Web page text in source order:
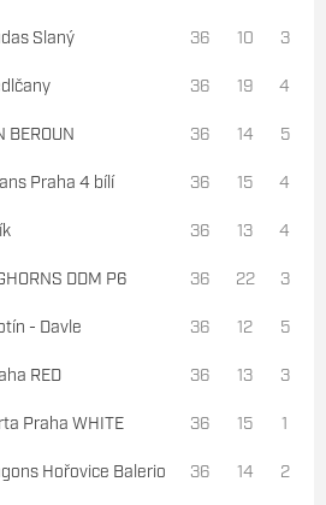
Slaný 36 10 3
36 19 4
BEROUN 36 14 5
Praha 4 bílí 36 15 4
36 13 4
DDM P6 36 22 3
- Davle 36 12 5
RED 36 13 3
Praha WHITE 36 15 1
Hořovice Balerio 36 14 2